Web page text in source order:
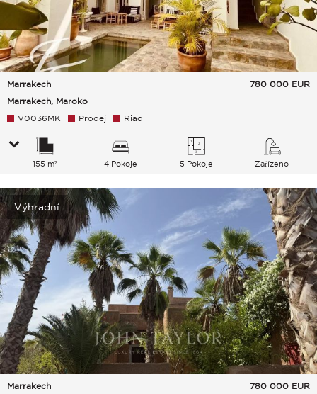
Marrakech
Marrakech, Maroko
780 000 EUR
V0036MK Prodej Riad
155 m² 4 Pokoje 5 Pokoje Zařízeno
Výhradní
Marrakech 780 000 EUR